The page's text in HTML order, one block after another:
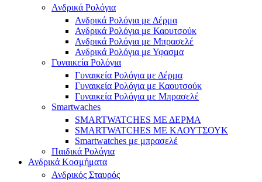
Ανδρικά Ρολόγια
Ανδρικά Ρολόγια με Δέρμα
Ανδρικά Ρολόγια με Καουτσούκ
Ανδρικά Ρολόγια με Μπρασελέ
Ανδρικά Ρολόγια με Υφασμα
Γυναικεία Ρολόγια
Γυναικεία Ρολόγια με Δέρμα
Γυναικεία Ρολόγια με Καουτσούκ
Γυναικεία Ρολόγια με Μπρασελέ
Smartwaches
SMARTWATCHES ΜΕ ΔΕΡΜΑ
SMARTWATCHES ΜΕ ΚΑΟΥΤΣΟΥΚ
Smartwatches με μπρασελέ
Παιδικά Ρολόγια
Ανδρικά Κοσμήματα
Ανδρικός Σταυρός